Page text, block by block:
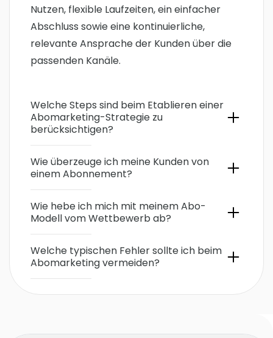
Nutzen, flexible Laufzeiten, ein einfacher
Abschluss sowie eine kontinuierliche,
relevante Ansprache der Kunden über die
passenden Kanäle.
Welche Steps sind beim Etablieren einer
Abomarketing-Strategie zu
berücksichtigen?
Wie überzeuge ich meine Kunden von
einem Abonnement?
Wie hebe ich mich mit meinem Abo-
Modell vom Wettbewerb ab?
Welche typischen Fehler sollte ich beim
Abomarketing vermeiden?